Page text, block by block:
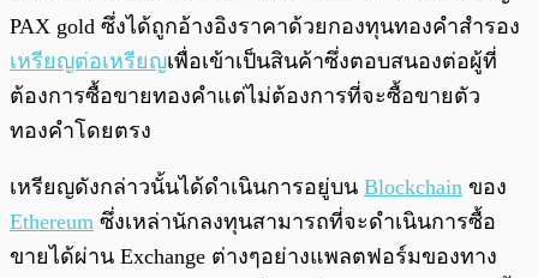
PAX gold ซึ่งได้ถูกอ้างอิงราคาด้วยกองทุนทองคำสำรอง
เหรียญต่อเหรียญเพื่อเข้าเป็นสินค้าซึ่งตอบสนองต่อผู้ที่
ต้องการซื้อขายทองคำแต่ไม่ต้องการที่จะซื้อขายตัว
ทองคำโดยตรง
เหรียญดังกล่าวนั้นได้ดำเนินการอยู่บน Blockchain ของ
Ethereum ซึ่งเหล่านักลงทุนสามารถที่จะดำเนินการซื้อ
ขายได้ผ่าน Exchange ต่างๆอย่างแพลตฟอร์มของทาง